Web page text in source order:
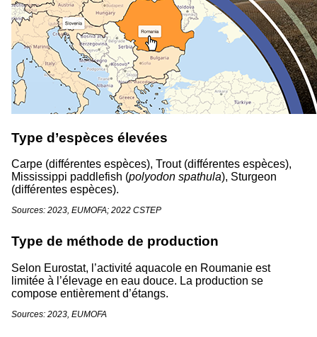
Type d’espèces élevées
Carpe (différentes espèces), Trout (différentes espèces),
Mississippi paddlefish (polyodon spathula), Sturgeon
(différentes espèces).
Sources: 2023, EUMOFA; 2022 CSTEP
Type de méthode de production
Selon Eurostat, l’activité aquacole en Roumanie est
limitée à l’élevage en eau douce. La production se
compose entièrement d’étangs.
Sources: 2023, EUMOFA